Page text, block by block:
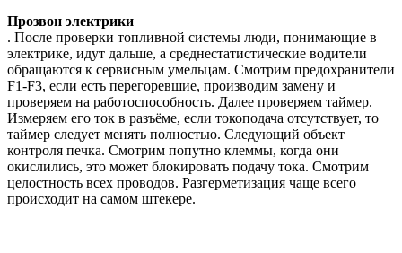
Прозвон электрики
. После проверки топливной системы люди, понимающие в
электрике, идут дальше, а среднестатистические водители
обращаются к сервисным умельцам. Смотрим предохранители
F1-F3, если есть перегоревшие, производим замену и
проверяем на работоспособность. Далее проверяем таймер.
Измеряем его ток в разъёме, если токоподача отсутствует, то
таймер следует менять полностью. Следующий объект
контроля печка. Смотрим попутно клеммы, когда они
окислились, это может блокировать подачу тока. Смотрим
целостность всех проводов. Разгерметизация чаще всего
происходит на самом штекере.